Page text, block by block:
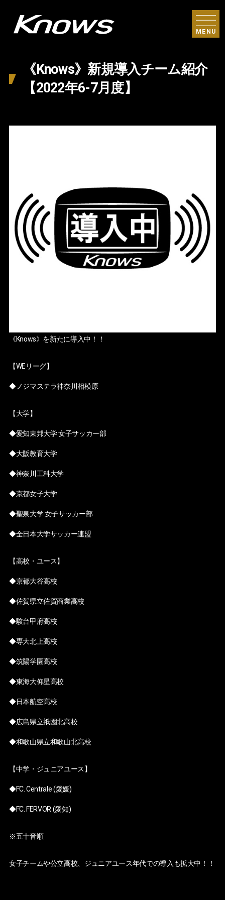
MENU
《Knows》新規導入チーム紹介
【2022年6-7月度】
《Knows》を新たに導入中！！
【WEリーグ】
◆ノジマステラ神奈川相模原
【大学】
◆愛知東邦大学 女子サッカー部
◆大阪教育大学
◆神奈川工科大学
◆京都女子大学
◆聖泉大学 女子サッカー部
◆全日本大学サッカー連盟
【高校・ユース】
◆京都大谷高校
◆佐賀県立佐賀商業高校
◆駿台甲府高校
◆専大北上高校
◆筑陽学園高校
◆東海大仰星高校
◆日本航空高校
◆広島県立祇園北高校
◆和歌山県立和歌山北高校
【中学・ジュニアユース】
◆FC. Centrale (愛媛)
◆FC. FERVOR (愛知)
※五十音順
女子チームや公立高校、ジュニアユース年代での導入も拡大中！！